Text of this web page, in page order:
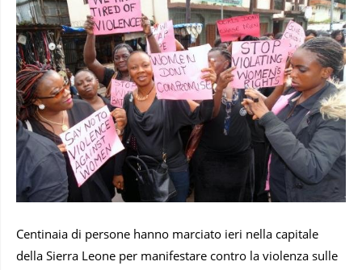
Centinaia di persone hanno marciato ieri nella capitale
della Sierra Leone per manifestare contro la violenza sulle